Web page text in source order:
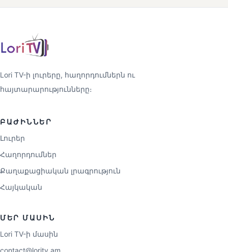
Lori TV-ի լուրերը, հաղորդումներն ու
հայտարարությունները։
ԲԱԺԻՆՆԵՐ
Լուրեր
Հաղորդումներ
Քաղաքացիական լրագրություն
Հայկական
ՄԵՐ ՄԱՍԻՆ
Lori TV-ի մասին